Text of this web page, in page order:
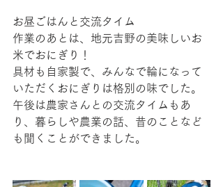
お昼ごはんと交流タイム
作業のあとは、地元吉野の美味しいお
米でおにぎり！
具材も自家製で、みんなで輪になって
いただくおにぎりは格別の味でした。
午後は農家さんとの交流タイムもあ
り、暮らしや農業の話、昔のことなど
も聞くことができました。